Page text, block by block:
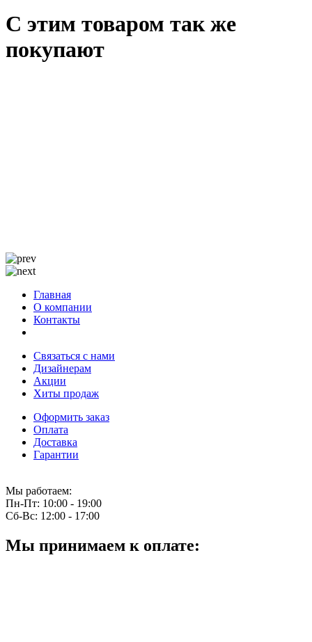
С этим товаром так же
покупают
Главная
О компании
Контакты
Связаться с нами
Дизайнерам
Акции
Хиты продаж
Оформить заказ
Оплата
Доставка
Гарантии
Мы работаем:
Пн-Пт: 10:00 - 19:00
Сб-Вс: 12:00 - 17:00
Мы принимаем к оплате: